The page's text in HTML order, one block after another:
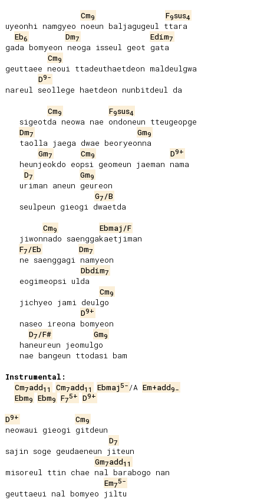
Cm9 F9sus4
uyeonhi namgyeo noeun baljagugeul ttara
Eb6 Dm7 Edim7
gada bomyeon neoga isseul geot gata
Cm9
geuttaee neoui ttadeuthaetdeon maldeulgwa
D9-
nareul seollege haetdeon nunbitdeul da
Cm9 F9sus4
Dm7 Gm9
Gm7 Cm9 D9+
D7 Gm9
G7 /B
Cm9
Ebmaj/F
F7 /Eb Dm7
Dbdim7
Cm9
D9+
D7 /F# Gm9
Instrumental:
Cm7add11 Cm7add11 Ebmaj5- /A Em+add9-
Ebm9 Ebm9 F75+ D9+
D9+ Cm9
neowaui gieogi gitdeun
D7
sajin soge geudaeneun jiteun
Gm7add11
misoreul ttin chae nal barabogo nan
Em75-
geuttaeui nal bomyeo jiltu